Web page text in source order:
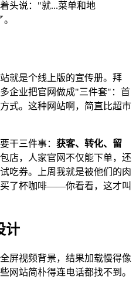
头说："就...菜单和地
就是个线上版的宣传册。拜
企业把官网做成"三件套"：首
式。这种网站啊，简直比超市
干三件事： 获客、转化、留
店，人家官网不仅能下单，还
吃券。上周我就是被他们的肉
了杯咖啡——你看看，这才叫
计
屏视频背景，结果加载慢得像
网站简朴得连电话都找不到。